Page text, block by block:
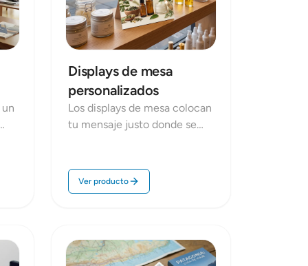
Displays de mesa
personalizados
Los displays de mesa colocan
tu mensaje justo donde se
ideales para promociones,
precios, lanzamientos, QR a
sobremesa con formatos
estables, impresión nítida y
Ver producto